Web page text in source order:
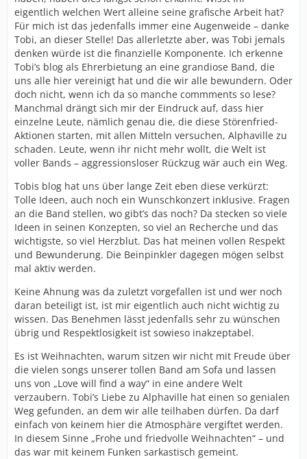
eigentlich welchen Wert alleine seine grafische Arbeit hat?
Für mich ist das jedenfalls immer eine Augenweide – danke
Tobi, an dieser Stelle! Das allerletzte aber, was Tobi jemals
denken würde ist die finanzielle Komponente. Ich erkenne
Tobi’s blog als Ehrerbietung an eine grandiose Band, die
uns alle hier vereinigt hat und die wir alle bewundern. Oder
doch nicht, wenn ich da so manche commments so lese?
Manchmal drängt sich mir der Eindruck auf, dass hier
einzelne Leute, nämlich genau die, die diese Störenfried-
Aktionen starten, mit allen Mitteln versuchen, Alphaville zu
schaden. Leute, wenn ihr nicht mehr wollt, die Welt ist
voller Bands – aggressionsloser Rückzug wär auch ein Weg.
Tobis blog hat uns über lange Zeit eben diese verkürzt:
Tolle Ideen, auch noch ein Wunschkonzert inklusive. Fragen
an die Band stellen, wo gibt’s das noch? Da stecken so viele
Ideen in seinen Konzepten, so viel an Recherche und das
wichtigste, so viel Herzblut. Das hat meinen vollen Respekt
und Bewunderung. Die Beinpinkler dagegen mögen selbst
mal aktiv werden.
Keine Ahnung was da zuletzt vorgefallen ist und wer noch
daran beteiligt ist, ist mir eigentlich auch nicht wichtig zu
wissen. Das Benehmen lässt jedenfalls sehr zu wünschen
übrig und Respektlosigkeit ist sowieso inakzeptabel.
Es ist Weihnachten, warum sitzen wir nicht mit Freude über
die vielen songs unserer tollen Band am Sofa und lassen
uns von „Love will find a way“ in eine andere Welt
verzaubern. Tobi’s Liebe zu Alphaville hat einen so genialen
Weg gefunden, an dem wir alle teilhaben dürfen. Da darf
einfach von keinem hier die Atmosphäre vergiftet werden.
In diesem Sinne „Frohe und friedvolle Weihnachten“ – und
das war mit keinem Funken sarkastisch gemeint.